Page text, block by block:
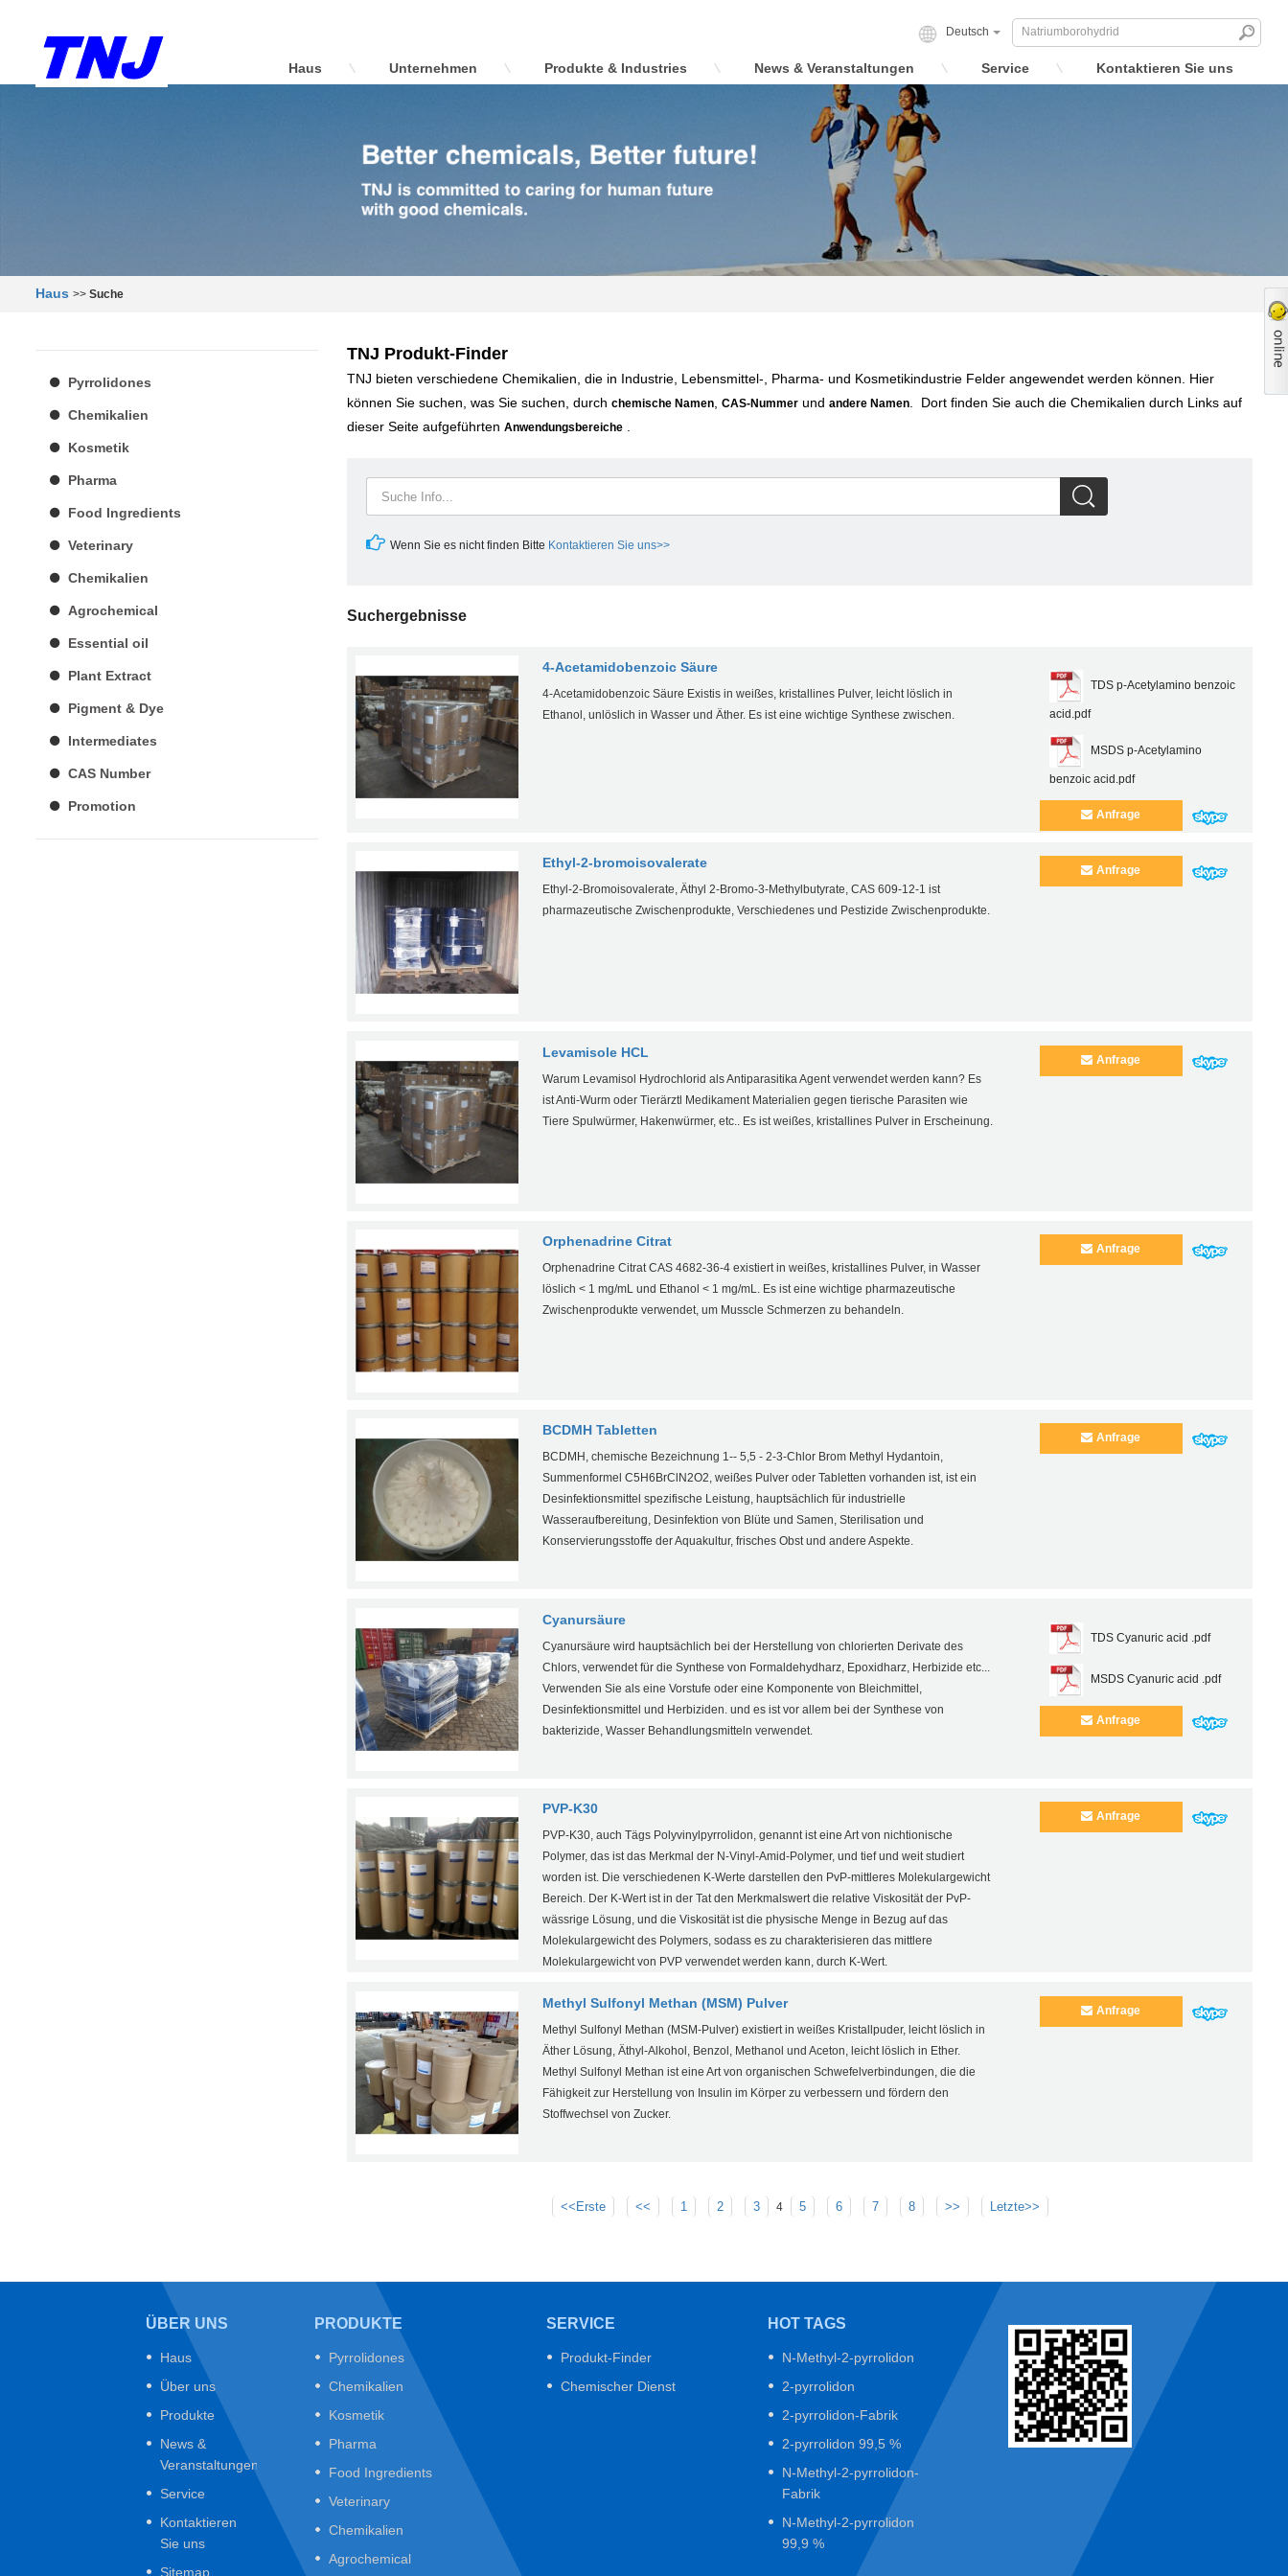
Deutsch
Haus Unternehmen Produkte & Industries News & Veranstaltungen Service Kontaktieren Sie uns
Haus >> Suche
Pyrrolidones
Chemikalien
Kosmetik
Pharma
Food Ingredients
Veterinary
Chemikalien
Agrochemical
Essential oil
Plant Extract
Pigment & Dye
Intermediates
CAS Number
Promotion
TNJ Produkt-Finder
TNJ bieten verschiedene Chemikalien, die in Industrie, Lebensmittel-, Pharma- und Kosmetikindustrie Felder angewendet werden können. Hier
können Sie suchen, was Sie suchen, durch chemische Namen CAS-Nummer und andere Namen . Dort finden Sie auch die Chemikalien durch Links auf
dieser Seite aufgeführten Anwendungsbereiche
Wenn Sie es nicht finden Bitte Kontaktieren Sie uns>>
Suchergebnisse
4-Acetamidobenzoic Säure
4-Acetamidobenzoic Säure Existis in weißes, kristallines Pulver, leicht löslich in
Ethanol, unlöslich in Wasser und Äther. Es ist eine wichtige Synthese zwischen.
TDS p-Acetylamino benzoic
acid.pdf
MSDS p-Acetylamino
benzoic acid.pdf
Anfrage
Ethyl-2-bromoisovalerate
Ethyl-2-Bromoisovalerate, Äthyl 2-Bromo-3-Methylbutyrate, CAS 609-12-1 ist
pharmazeutische Zwischenprodukte, Verschiedenes und Pestizide Zwischenprodukte.
Anfrage
Levamisole HCL
Warum Levamisol Hydrochlorid als Antiparasitika Agent verwendet werden kann? Es
ist Anti-Wurm oder Tierärztl Medikament Materialien gegen tierische Parasiten wie
Tiere Spulwürmer, Hakenwürmer, etc.. Es ist weißes, kristallines Pulver in Erscheinung.
Anfrage
Orphenadrine Citrat
Orphenadrine Citrat CAS 4682-36-4 existiert in weißes, kristallines Pulver, in Wasser
löslich < 1 mg/mL und Ethanol < 1 mg/mL. Es ist eine wichtige pharmazeutische
Zwischenprodukte verwendet, um Musscle Schmerzen zu behandeln.
Anfrage
BCDMH Tabletten
BCDMH, chemische Bezeichnung 1-- 5,5 - 2-3-Chlor Brom Methyl Hydantoin,
Summenformel C5H6BrClN2O2, weißes Pulver oder Tabletten vorhanden ist, ist ein
Desinfektionsmittel spezifische Leistung, hauptsächlich für industrielle
Wasseraufbereitung, Desinfektion von Blüte und Samen, Sterilisation und
Konservierungsstoffe der Aquakultur, frisches Obst und andere Aspekte.
Anfrage
Cyanursäure
Cyanursäure wird hauptsächlich bei der Herstellung von chlorierten Derivate des
Chlors, verwendet für die Synthese von Formaldehydharz, Epoxidharz, Herbizide etc...
Verwenden Sie als eine Vorstufe oder eine Komponente von Bleichmittel,
Desinfektionsmittel und Herbiziden. und es ist vor allem bei der Synthese von
bakterizide, Wasser Behandlungsmitteln verwendet.
TDS Cyanuric acid .pdf
MSDS Cyanuric acid .pdf
Anfrage
PVP-K30
PVP-K30, auch Tägs Polyvinylpyrrolidon, genannt ist eine Art von nichtionische
Polymer, das ist das Merkmal der N-Vinyl-Amid-Polymer, und tief und weit studiert
worden ist. Die verschiedenen K-Werte darstellen den PvP-mittleres Molekulargewicht
Bereich. Der K-Wert ist in der Tat den Merkmalswert die relative Viskosität der PvP-
wässrige Lösung, und die Viskosität ist die physische Menge in Bezug auf das
Molekulargewicht des Polymers, sodass es zu charakterisieren das mittlere
Molekulargewicht von PVP verwendet werden kann, durch K-Wert.
Anfrage
Methyl Sulfonyl Methan (MSM) Pulver
Methyl Sulfonyl Methan (MSM-Pulver) existiert in weißes Kristallpuder, leicht löslich in
Äther Lösung, Äthyl-Alkohol, Benzol, Methanol und Aceton, leicht löslich in Ether.
Methyl Sulfonyl Methan ist eine Art von organischen Schwefelverbindungen, die die
Fähigkeit zur Herstellung von Insulin im Körper zu verbessern und fördern den
Stoffwechsel von Zucker.
Anfrage
<<Erste << 1 2 3 4 5 6 7 8 >> Letzte>>
ÜBER UNS
Haus
Über uns
Produkte
News &
Veranstaltungen
Service
Kontaktieren
Sie uns
Sitemap
PRODUKTE
Pyrrolidones
Chemikalien
Kosmetik
Pharma
Food Ingredients
Veterinary
Chemikalien
Agrochemical
SERVICE
Produkt-Finder
Chemischer Dienst
HOT TAGS
N-Methyl-2-pyrrolidon
2-pyrrolidon
2-pyrrolidon-Fabrik
2-pyrrolidon 99,5 %
N-Methyl-2-pyrrolidon-
Fabrik
N-Methyl-2-pyrrolidon
99,9 %